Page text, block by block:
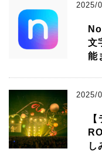
2025/
文
能
2025/
し